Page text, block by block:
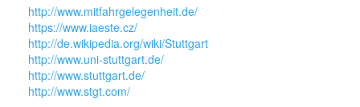
http://www.mitfahrgelegenheit.de/
https://www.iaeste.cz/
http://de.wikipedia.org/wiki/Stuttgart
http://www.uni-stuttgart.de/
http://www.stuttgart.de/
http://www.stgt.com/